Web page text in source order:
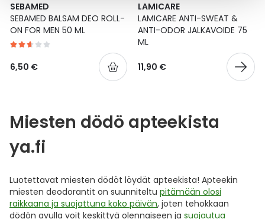
SEBAMED
SEBAMED BALSAM DEO ROLL-
ON FOR MEN 50 ML
6,50 €
LAMICARE
LAMICARE ANTI-SWEAT &
ANTI-ODOR JALKAVOIDE 75
ML
11,90 €
Miesten dödö apteekista
ya.fi
Luotettavat miesten dödöt löydät apteekista! Apteekin
miesten deodorantit on suunniteltu pitämään olosi
raikkaana ja suojattuna koko päivän, joten tehokkaan
dödön avulla voit keskittyä olennaiseen ja suojautua